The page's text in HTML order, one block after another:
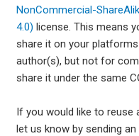
NonCommercial-
4.0) license. This means
share it on your
author(s), but not for
share it under the same
If you would like to reuse
let us know by sending